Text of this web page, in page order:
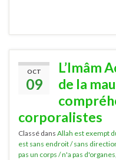
OCT
09
L’Imâm
de la
corporalistes
Classé dans Allah est exempt
est sans endroit / sans
pas un corps / n'a pas d'organes,